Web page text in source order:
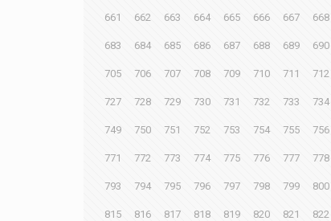
661 662 663 664 665 666 667 668
683 684 685 686 687 688 689 690
705 706 707 708 709 710 711 712
727 728 729 730 731 732 733 734
749 750 751 752 753 754 755 756
771 772 773 774 775 776 777 778
793 794 795 796 797 798 799 800
815 816 817 818 819 820 821 822